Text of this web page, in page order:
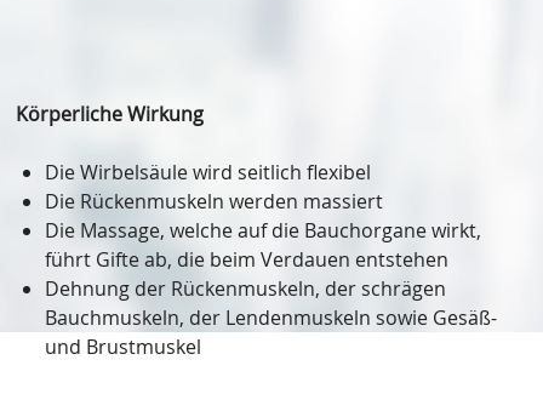
Körperliche Wirkung
Die Wirbelsäule wird seitlich flexibel
Die Rückenmuskeln werden massiert
Die Massage, welche auf die Bauchorgane wirkt,
führt Gifte ab, die beim Verdauen entstehen
Dehnung der Rückenmuskeln, der schrägen
Bauchmuskeln, der Lendenmuskeln sowie Gesäß-
und Brustmuskel